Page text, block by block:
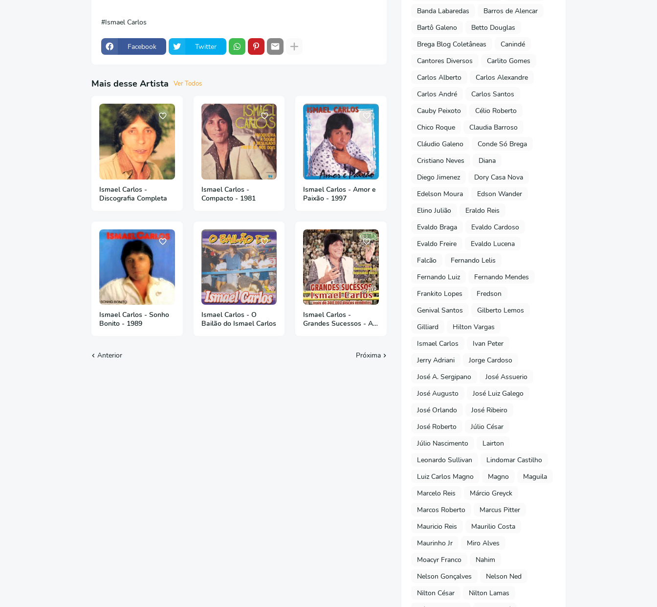
Ismael Carlos
Facebook Twitter
Mais desse Artista Ver Todos
Ismael Carlos -
Discografia Completa
Ismael Carlos -
Compacto - 1981
Ismael Carlos - Amor e
Paixão - 1997
Ismael Carlos - Sonho
Bonito - 1989
Ismael Carlos - O
Bailão do Ismael Carlos
Ismael Carlos -
Grandes Sucessos - Ao
Anterior Próxima
Banda Labaredas
Barros de Alencar
Bartô Galeno
Betto Douglas
Brega Blog Coletâneas
Canindé
Cantores Diversos
Carlito Gomes
Carlos Alberto
Carlos Alexandre
Carlos André
Carlos Santos
Cauby Peixoto
Célio Roberto
Chico Roque
Claudia Barroso
Cláudio Galeno
Conde Só Brega
Cristiano Neves
Diana
Diego Jimenez
Dory Casa Nova
Edelson Moura
Edson Wander
Elino Julião
Eraldo Reis
Evaldo Braga
Evaldo Cardoso
Evaldo Freire
Evaldo Lucena
Falcão
Fernando Lelis
Fernando Luiz
Fernando Mendes
Frankito Lopes
Fredson
Genival Santos
Gilberto Lemos
Gilliard
Hilton Vargas
Ismael Carlos
Ivan Peter
Jerry Adriani
Jorge Cardoso
José A. Sergipano
José Assuerio
José Augusto
José Luiz Galego
José Orlando
José Ribeiro
José Roberto
Júlio César
Júlio Nascimento
Lairton
Leonardo Sullivan
Lindomar Castilho
Luiz Carlos Magno
Magno
Maguila
Marcelo Reis
Márcio Greyck
Marcos Roberto
Marcus Pitter
Mauricio Reis
Maurilio Costa
Maurinho Jr
Miro Alves
Moacyr Franco
Nahim
Nelson Gonçalves
Nelson Ned
Nilton César
Nilton Lamas